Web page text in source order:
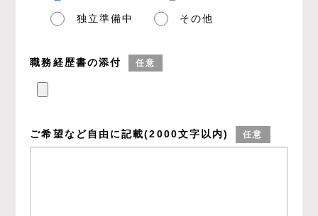
独立準備中 その他
職務経歴書の添付 任意
ご希望など自由に記載(2000文字以内) 任意